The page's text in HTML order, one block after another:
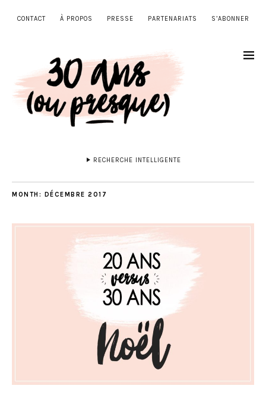
CONTACT À PROPOS PRESSE PARTENARIATS S’ABONNER
RECHERCHE INTELLIGENTE
MONTH: DÉCEMBRE 2017